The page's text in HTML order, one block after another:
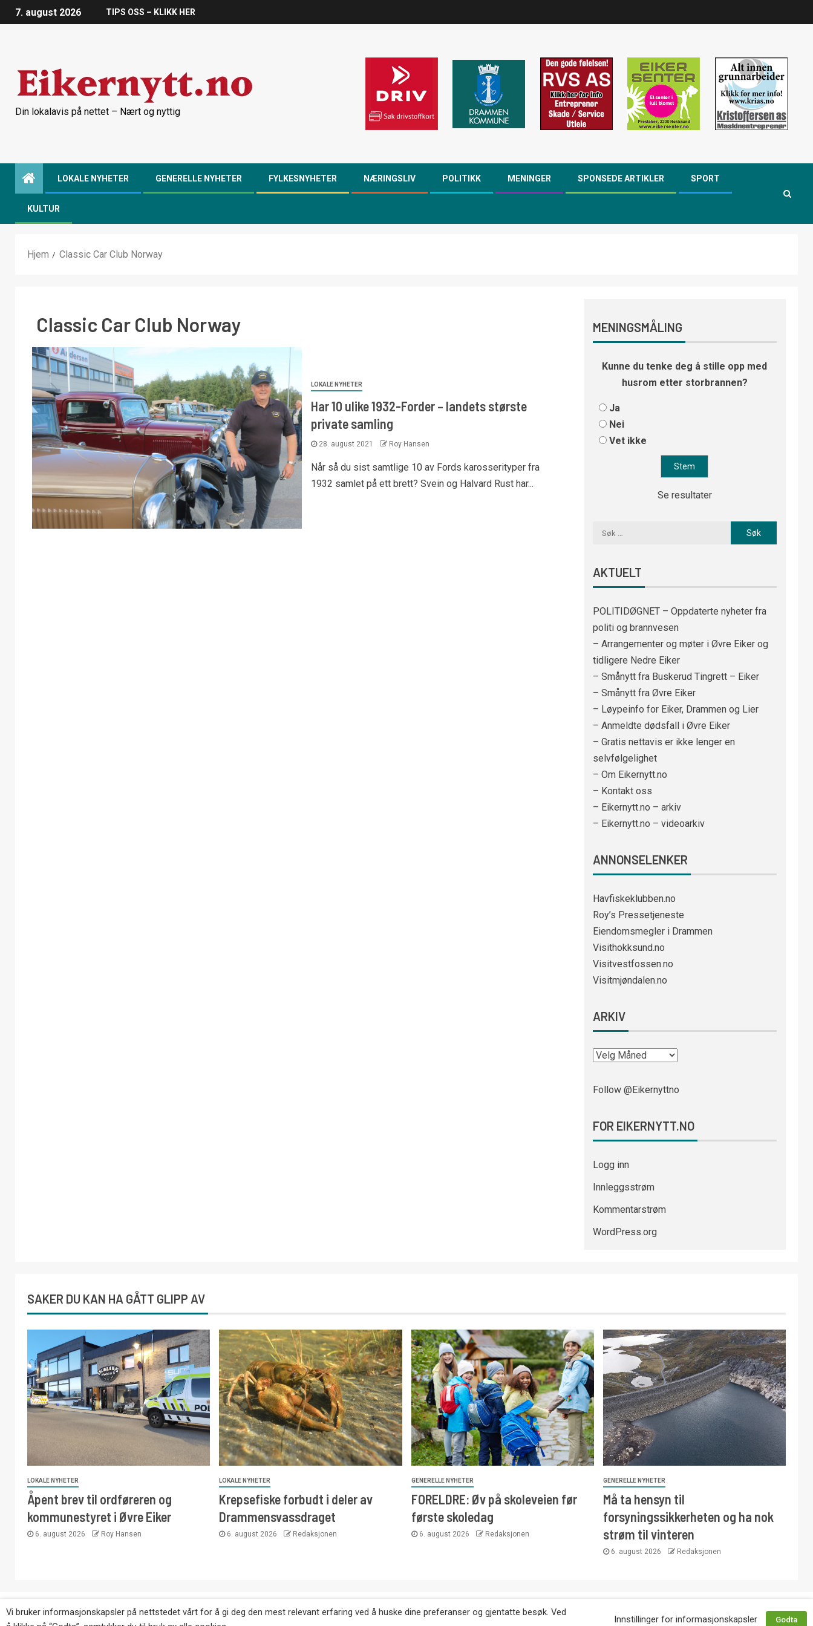
7. august 2026 TIPS OSS – KLIKK HER
Din lokalavis på nettet – Nært og nyttig
LOKALE NYHETER GENERELLE NYHETER FYLKESNYHETER NÆRINGSLIV POLITIKK MENINGER SPONSEDE ARTIKLER SPORT
KULTUR
Hjem Classic Car Club Norway
Classic Car Club Norway
LOKALE NYHETER
Har 10 ulike 1932-Forder – landets største
private samling
28. august 2021 Roy Hansen
Når så du sist samtlige 10 av Fords karosserityper fra
1932 samlet på ett brett? Svein og Halvard Rust har...
MENINGSMÅLING
Kunne du tenke deg å stille opp med
husrom etter storbrannen?
Ja
Nei
Vet ikke
Se resultater
AKTUELT
POLITIDØGNET – Oppdaterte nyheter fra
politi og brannvesen
– Arrangementer og møter i Øvre Eiker og
tidligere Nedre Eiker
– Smånytt fra Buskerud Tingrett – Eiker
– Smånytt fra Øvre Eiker
– Løypeinfo for Eiker, Drammen og Lier
– Anmeldte dødsfall i Øvre Eiker
– Gratis nettavis er ikke lenger en
selvfølgelighet
– Om Eikernytt.no
– Kontakt oss
– Eikernytt.no – arkiv
– Eikernytt.no – videoarkiv
ANNONSELENKER
Havfiskeklubben.no
Roy’s Pressetjeneste
Eiendomsmegler i Drammen
Visithokksund.no
Visitvestfossen.no
Visitmjøndalen.no
ARKIV
Follow @Eikernyttno
FOR EIKERNYTT.NO
Logg inn
Innleggsstrøm
Kommentarstrøm
WordPress.org
SAKER DU KAN HA GÅTT GLIPP AV
LOKALE NYHETER
Åpent brev til ordføreren og
kommunestyret i Øvre Eiker
6. august 2026 Roy Hansen
LOKALE NYHETER
Krepsefiske forbudt i deler av
Drammensvassdraget
6. august 2026 Redaksjonen
GENERELLE NYHETER
FORELDRE: Øv på skoleveien før
første skoledag
6. august 2026 Redaksjonen
GENERELLE NYHETER
Må ta hensyn til
forsyningssikkerheten og ha nok
strøm til vinteren
6. august 2026 Redaksjonen
Copyright © Eikernytt.no utgis av Roy’s Pressetjeneste. Kopiering av tekst, bilder og annonser er ikke tillatt uten etter avtale med utgiver. Tlf. 92 63 86 82.
Vi bruker informasjonskapsler på nettstedet vårt for å gi deg den mest relevant erfaring ved å huske dine preferanser og gjentatte besøk. Ved
Innstillinger for informasjonskapsler Godta